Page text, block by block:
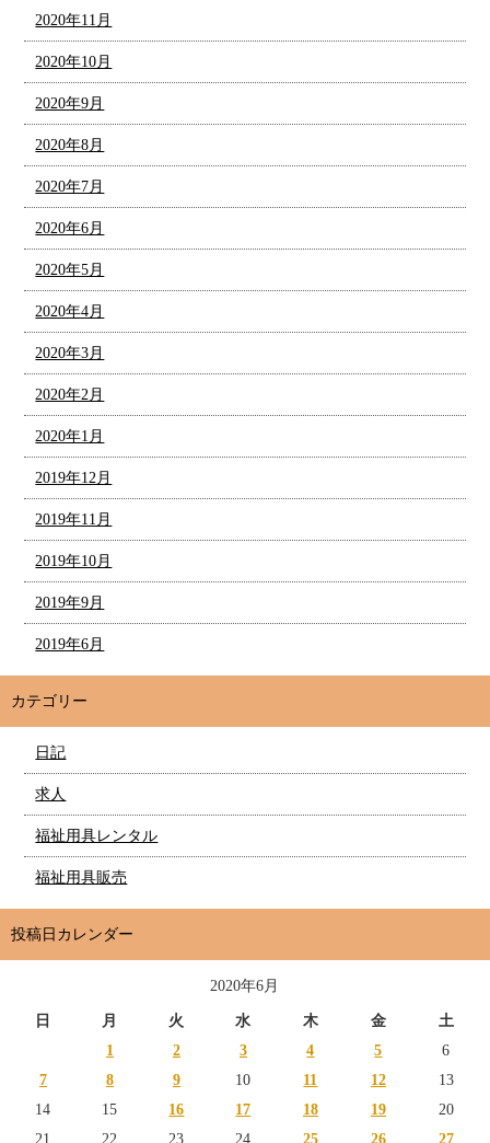
2020年11月
2020年10月
2020年9月
2020年8月
2020年7月
2020年6月
2020年5月
2020年4月
2020年3月
2020年2月
2020年1月
2019年12月
2019年11月
2019年10月
2019年9月
2019年6月
カテゴリー
日記
求人
福祉用具レンタル
福祉用具販売
投稿日カレンダー
2020年6月
日 月 火 水 木 金
土
1
2 3 4 5
6
7
8 9 10 11 12
13
14
15 16 17 18 19
20
21
22 23 24 25 26 27